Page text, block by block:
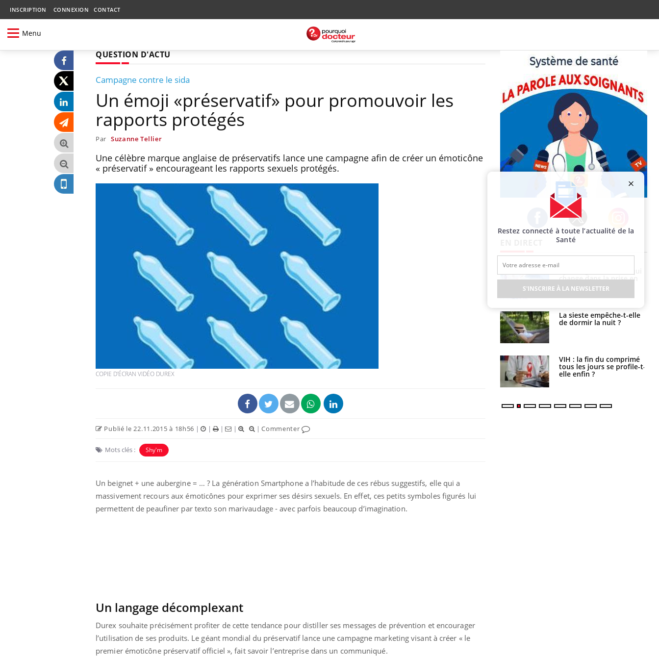
INSCRIPTION CONNEXION CONTACT
Menu
QUESTION D'ACTU
Campagne contre le sida
Un émoji «préservatif» pour promouvoir les
rapports protégés
Par Suzanne Tellier
Une célèbre marque anglaise de préservatifs lance une campagne afin de créer un émoticône
« préservatif » encourageant les rapports sexuels protégés.
COPIE D'ÉCRAN VIDÉO DUREX
Publié le 22.11.2015 à 18h56 | | | | |Commenter
Mots clés : Shy'm
Un beignet + une aubergine = … ? La génération Smartphone a l’habitude de ces rébus suggestifs, elle qui a
massivement recours aux émoticônes pour exprimer ses désirs sexuels. En effet, ces petits symboles figurés lui
permettent de peaufiner par texto son marivaudage - avec parfois beaucoup d’imagination.
Un langage décomplexant
Durex souhaite précisément profiter de cette tendance pour distiller ses messages de prévention et encourager
l’utilisation de ses produits. Le géant mondial du préservatif lance une campagne marketing visant à créer « le
premier émoticône préservatif officiel », fait savoir l’entreprise dans un communiqué.
Facebook Twitter Instagram
change dans la prise en
charge des femmes
enceintes
La sieste empêche-t-elle
de dormir la nuit ?
VIH : la fin du comprimé
tous les jours se profile-t-
elle enfin ?
Restez connecté à toute l’actualité de la
Santé
S'INSCRIRE À LA NEWSLETTER